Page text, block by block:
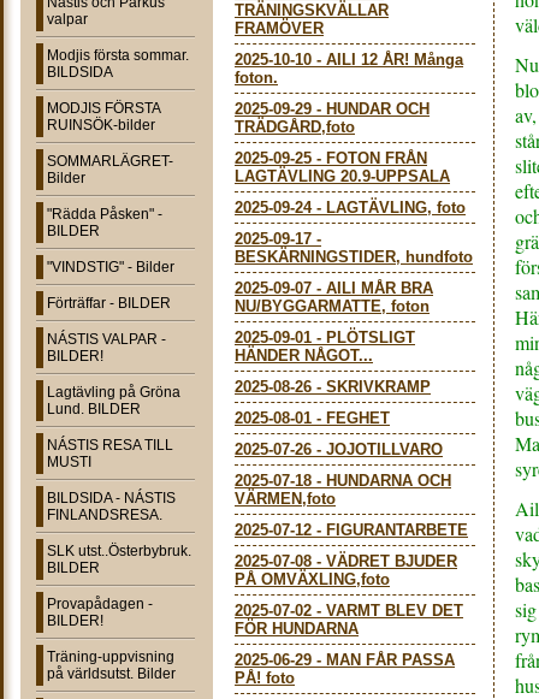
valpar
Modjis första sommar.
BILDSIDA
MODJIS FÖRSTA
RUINSÖK-bilder
SOMMARLÄGRET-
Bilder
"Rädda Påsken" -
BILDER
"VINDSTIG" - Bilder
Förträffar - BILDER
NÁSTIS VALPAR -
BILDER!
Lagtävling på Gröna
Lund. BILDER
NÁSTIS RESA TILL
MUSTI
BILDSIDA - NÁSTIS
FINLANDSRESA.
SLK utst..Österbybruk.
BILDER
Provapådagen -
BILDER!
Träning-uppvisning
på världsutst. Bilder
TRÄNINGSKVÄLLAR
FRAMÖVER
2025-10-10 - AILI 12 ÅR! Många
foton.
2025-09-29 - HUNDAR OCH
TRÄDGÅRD,foto
2025-09-25 - FOTON FRÅN
LAGTÄVLING 20.9-UPPSALA
2025-09-24- LAGTÄVLING, foto
2025-09-17 -
BESKÄRNINGSTIDER, hundfoto
2025-09-07 - AILI MÅR BRA
NU/BYGGARMATTE, foton
2025-09-01 - PLÖTSLIGT
HÄNDER NÅGOT...
2025-08-26 - SKRIVKRAMP
2025-08-01 - FEGHET
2025-07-26 - JOJOTILLVARO
2025-07-18 - HUNDARNA OCH
VÄRMEN,foto
2025-07-12 - FIGURANTARBETE
2025-07-08 - VÄDRET BJUDER
PÅ OMVÄXLING,foto
2025-07-02 - VARMT BLEV DET
FÖR HUNDARNA
2025-06-29 - MAN FÅR PASSA
PÅ! foto